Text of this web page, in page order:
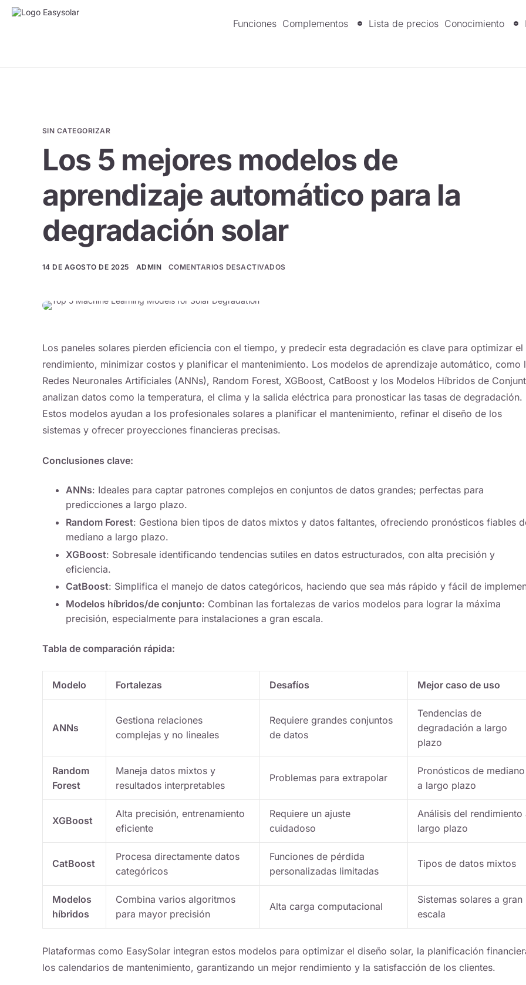
Funciones Complementos Lista de precios Conocimiento
SIN CATEGORIZAR
Los 5 mejores modelos de
aprendizaje automático para la
degradación solar
14 DE AGOSTO DE 2025 ADMIN COMENTARIOS DESACTIVADOS
Los paneles solares pierden eficiencia con el tiempo, y predecir esta degradación es clave para optimizar el
rendimiento, minimizar costos y planificar el mantenimiento. Los modelos de aprendizaje automático, como
Redes Neuronales Artificiales (ANNs), Random Forest, XGBoost, CatBoost y los Modelos Híbridos de
analizan datos como la temperatura, el clima y la salida eléctrica para pronosticar las tasas de degradación.
Estos modelos ayudan a los profesionales solares a planificar el mantenimiento, refinar el diseño de los
sistemas y ofrecer proyecciones financieras precisas.
Conclusiones clave:
ANNs: Ideales para captar patrones complejos en conjuntos de datos grandes; perfectas para
predicciones a largo plazo.
Random Forest: Gestiona bien tipos de datos mixtos y datos faltantes, ofreciendo pronósticos fiables
mediano a largo plazo.
XGBoost: Sobresale identificando tendencias sutiles en datos estructurados, con alta precisión y
eficiencia.
CatBoost: Simplifica el manejo de datos categóricos, haciendo que sea más rápido y fácil de
Modelos híbridos/de conjunto: Combinan las fortalezas de varios modelos para lograr la máxima
precisión, especialmente para instalaciones a gran escala.
Tabla de comparación rápida:
Modelo Fortalezas Desafíos Mejor caso de uso
ANNs
Gestiona relaciones
complejas y no lineales
Requiere grandes conjuntos
de datos
Tendencias de
degradación a largo
plazo
Random
Forest
Maneja datos mixtos y
resultados interpretables
Problemas para extrapolar
Pronósticos de mediano
a largo plazo
XGBoost
Alta precisión, entrenamiento
eficiente
Requiere un ajuste
cuidadoso
Análisis del rendimiento
largo plazo
CatBoost
Procesa directamente datos
categóricos
Funciones de pérdida
personalizadas limitadas
Tipos de datos mixtos
Modelos
híbridos
Combina varios algoritmos
para mayor precisión
Alta carga computacional
Sistemas solares a gran
escala
Plataformas como EasySolar integran estos modelos para optimizar el diseño solar, la planificación
los calendarios de mantenimiento, garantizando un mejor rendimiento y la satisfacción de los clientes.